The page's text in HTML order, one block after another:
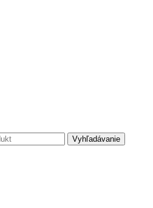
Vyhľadávanie